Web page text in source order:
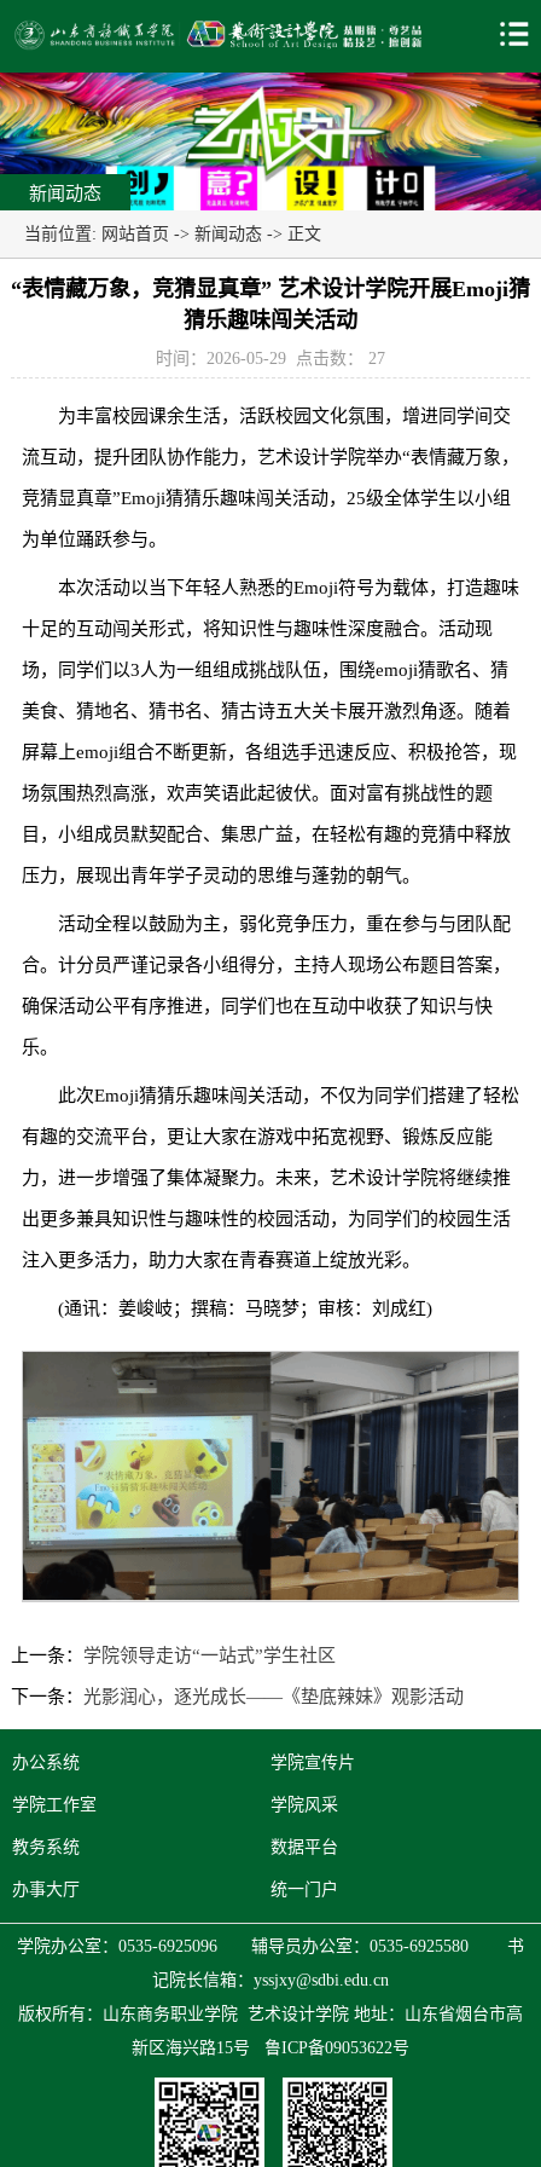
新闻动态
当前位置: 网站首页 -> 新闻动态 -> 正文
“表情藏万象，竞猜显真章” 艺术设计学院开展Emoji猜
猜乐趣味闯关活动
时间：2026-05-29 点击数： 27
为丰富校园课余生活，活跃校园文化氛围，增进同学间交
流互动，提升团队协作能力，艺术设计学院举办“表情藏万象，
竞猜显真章”Emoji猜猜乐趣味闯关活动，25级全体学生以小组
为单位踊跃参与。
本次活动以当下年轻人熟悉的Emoji符号为载体，打造趣味
十足的互动闯关形式，将知识性与趣味性深度融合。活动现
场，同学们以3人为一组组成挑战队伍，围绕emoji猜歌名、猜
美食、猜地名、猜书名、猜古诗五大关卡展开激烈角逐。随着
屏幕上emoji组合不断更新，各组选手迅速反应、积极抢答，现
场氛围热烈高涨，欢声笑语此起彼伏。面对富有挑战性的题
目，小组成员默契配合、集思广益，在轻松有趣的竞猜中释放
压力，展现出青年学子灵动的思维与蓬勃的朝气。
活动全程以鼓励为主，弱化竞争压力，重在参与与团队配
合。计分员严谨记录各小组得分，主持人现场公布题目答案，
确保活动公平有序推进，同学们也在互动中收获了知识与快
乐。
此次Emoji猜猜乐趣味闯关活动，不仅为同学们搭建了轻松
有趣的交流平台，更让大家在游戏中拓宽视野、锻炼反应能
力，进一步增强了集体凝聚力。未来，艺术设计学院将继续推
出更多兼具知识性与趣味性的校园活动，为同学们的校园生活
注入更多活力，助力大家在青春赛道上绽放光彩。
(通讯：姜峻岐；撰稿：马晓梦；审核：刘成红)
上一条： 学院领导走访“一站式”学生社区
下一条： 光影润心，逐光成长——《垫底辣妹》观影活动
办公系统 学院宣传片
学院工作室 学院风采
教务系统 数据平台
办事大厅 统一门户
学院办公室：0535-6925096 辅导员办公室：0535-6925580 书
记院长信箱： yssjxy@sdbi.edu.cn
版权所有：山东商务职业学院 艺术设计学院 地址：山东省烟台市高
新区海兴路15号
鲁ICP备09053622号